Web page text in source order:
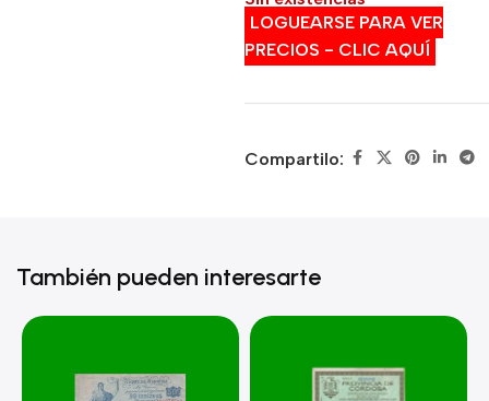
LOGUEARSE PARA VER
PRECIOS - CLIC AQUÍ
Compartilo:
También pueden interesarte